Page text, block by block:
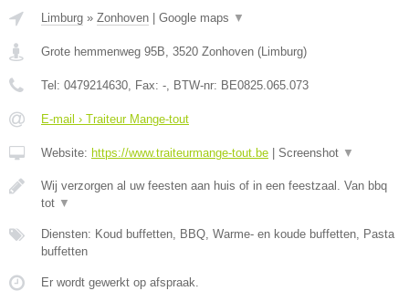
Limburg » Zonhoven Google maps ▼
Grote hemmenweg 95B, 3520 Zonhoven (Limburg)
Tel: 0479214630, Fax: -, BTW-nr: BE0825.065.073
E-mail › Traiteur Mange-tout
Website: https://www.traiteurmange-tout.be Screenshot ▼
Wij verzorgen al uw feesten aan huis of in een feestzaal. Van bbq
tot ▼
Diensten: Koud buffetten, BBQ, Warme- en koude buffetten, Pasta
buffetten
Er wordt gewerkt op afspraak.